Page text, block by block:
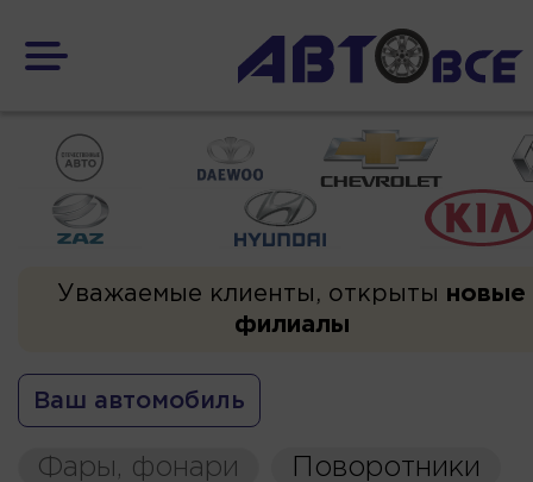
Уважаемые клиенты, открыты новые
филиалы
Ваш автомобиль
Фары, фонари
Поворотники